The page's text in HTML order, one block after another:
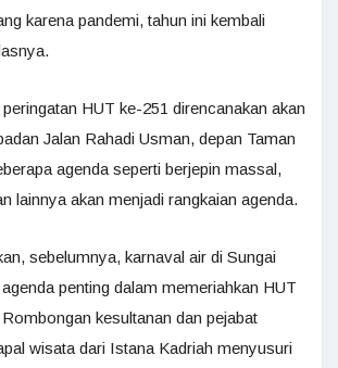
karena pandemi, tahun ini kembali
HUT ke-251 direncanakan akan
Jalan Rahadi Usman, depan Taman
agenda seperti berjepin massal,
lainnya akan menjadi rangkaian agenda.
sebelumnya, karnaval air di Sungai
penting dalam memeriahkan HUT
kesultanan dan pejabat
wisata dari Istana Kadriah menyusuri